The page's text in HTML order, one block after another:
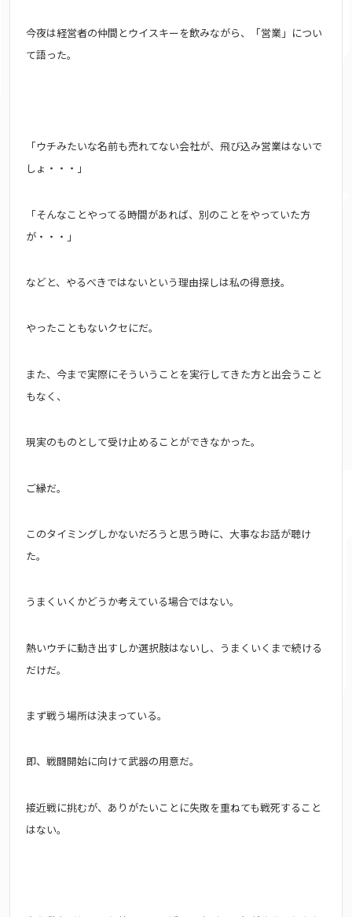
今夜は経営者の仲間とウイスキーを飲みながら、「営業」 につい
て語った。
「ウチみたいな名前も売れてない会社が、飛び込み営業はないで
しょ・・・」
「そんなことやってる時間があれば、別のことをやっていた方
が・・・」
などと、やるべきではないという理由探しは私の得意技。
やったこともないクセにだ。
また、今まで実際にそういうことを実行してきた方と出会うこと
もなく、
現実のものとして受け止めることができなかった。
ご縁だ。
このタイミングしかないだろうと思う時に、大事なお話が聴け
た。
うまくいくかどうか考えている場合ではない。
熱いウチに動き出すしか選択肢はないし、 うまくいくまで続ける
だけだ。
まず戦う場所は決まっている。
即、戦闘開始に向けて武器の用意だ。
接近戦に挑むが、ありがたいことに失敗を重ねても戦死すること
はない。